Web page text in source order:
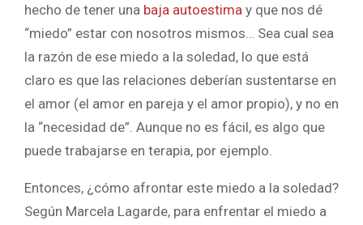
hecho de tener una baja autoestima y que nos dé
“miedo” estar con nosotros mismos… Sea cual sea
la razón de ese miedo a la soledad, lo que está
claro es que las relaciones deberían sustentarse en
el amor (el amor en pareja y el amor propio), y no en
la “necesidad de”. Aunque no es fácil, es algo que
puede trabajarse en terapia, por ejemplo.
Entonces, ¿cómo afrontar este miedo a la soledad?
Según Marcela Lagarde, para enfrentar el miedo a